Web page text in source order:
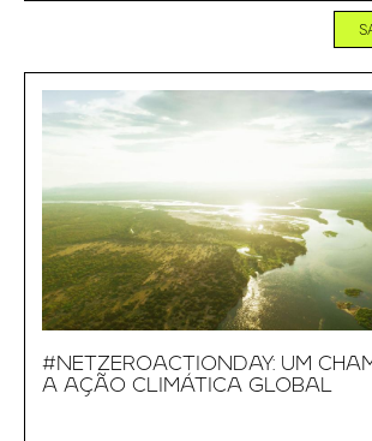
#NETZEROACTIONDAY: UM
A AÇÃO CLIMÁTICA GLOBAL